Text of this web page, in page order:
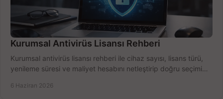
Kurumsal Antivirüs Lisansı Rehberi
Kurumsal antivirüs lisansı rehberi ile cihaz sayısı, lisans türü,
yenileme süresi ve maliyet hesabını netleştirip doğru seçimi
6 Haziran 2026